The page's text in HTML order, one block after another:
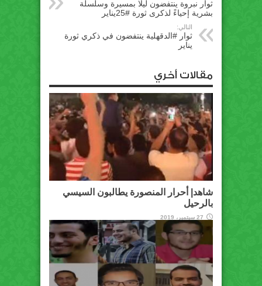
ثوار نبروة ينتفضون ليلا بمسيرة وسلسلة
بشرية إحياءً لذكرى ثورة #25يناير
التالي:
ثوار #الدقهلية ينتفضون في ذكري ثورة
يناير
مقالات أخري
شاهد| أحرار المنصورة يطالبون السيسي
بالرحيل
27 سبتمبر، 2019